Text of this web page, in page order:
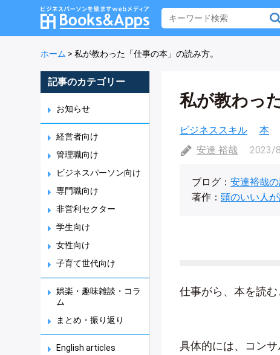
ホーム > 私が教わった「仕事の本」の読み方。
記事のカテゴリー
お知らせ
経営者向け
管理職向け
ビジネスパーソン向け
専門職向け
非営利セクター
学生向け
女性向け
子育て世代向け
娯楽・趣味雑談・コラ
ム
まとめ・振り返り
English articles
私が教わっ
ビジネススキル
本
安達 裕哉
2023/
ブログ： 安達裕哉
著作： 頭のいい人
仕事がら、本を読む
具体的には、コン